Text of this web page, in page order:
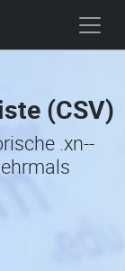
(CSV)
.xn--